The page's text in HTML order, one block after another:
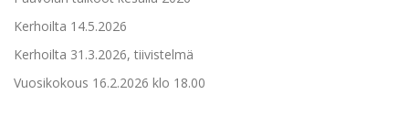
Kerhoilta 14.5.2026
Kerhoilta 31.3.2026, tiivistelmä
Vuosikokous 16.2.2026 klo 18.00